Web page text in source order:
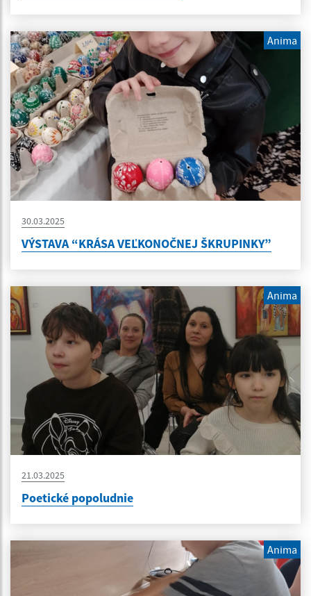
Anima
30.03.2025
VÝSTAVA “KRÁSA VEĽKONOČNEJ ŠKRUPINKY”
Anima
21.03.2025
Poetické popoludnie
Anima